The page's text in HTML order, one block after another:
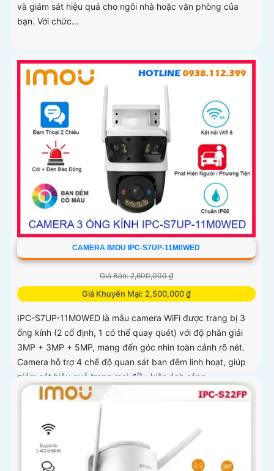
và giám sát hiệu quả cho ngôi nhà hoặc văn phòng của
bạn. Với chức...
CAMERA IMOU IPC-S7UP-11M0WED
Giá Bán: 2,600,000 ₫
Giá Khuyến Mại: 2,500,000 ₫
IPC-S7UP-11M0WED là mẫu camera WiFi được trang bị 3
ống kính (2 cố định, 1 có thể quay quét) với độ phân giải
3MP + 3MP + 5MP, mang đến góc nhìn toàn cảnh rõ nét.
Camera hỗ trợ 4 chế độ quan sát ban đêm linh hoạt, giúp
giám sát hiệu quả trong mọi điều kiện ánh sáng